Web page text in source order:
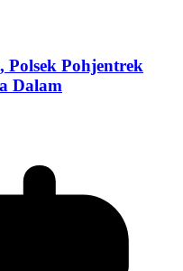
Pohjentrek
Dalam